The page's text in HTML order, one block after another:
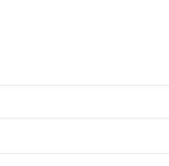
verschiedenen